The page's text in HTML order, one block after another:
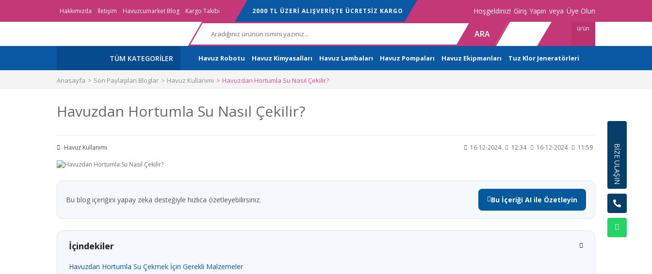
Hakkımızda İletişim Havuzcumarket Blog Kargo Takibi 2000 TL ÜZERİ ALIŞVERİŞTE ÜCRETSİZ KARGO Hoşgeldiniz! Giriş Yapın veya Üye Olun
ARA
ürün
TÜM KATEGORİLER Havuz Robotu Havuz Kimyasalları Havuz Lambaları Havuz Pompaları Havuz Ekipmanları Tuz Klor Jeneratörleri
Anasayfa Son Paylaşılan Bloglar Havuz Kullanımı Havuzdan Hortumla Su Nasıl Çekilir?
Havuzdan Hortumla Su Nasıl Çekilir?
Havuz Kullanımı 16-12-2024 12:34 16-12-2024 11:59
Bu blog içeriğini yapay zeka desteğiyle hızlıca özetleyebilirsiniz. Bu İçeriği AI ile Özetleyin
İçindekiler
Havuzdan Hortumla Su Çekmek İçin Gerekli Malzemeler
BİZE ULAŞIN